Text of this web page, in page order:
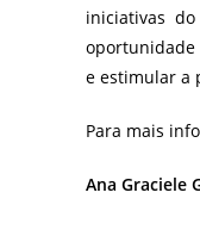
iniciativas
oportunidade
e estimular a
Para mais
Ana Graciele